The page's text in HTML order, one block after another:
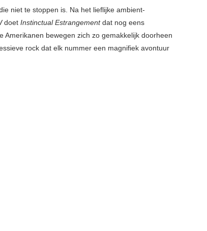
niet te stoppen is. Na het lieflijke ambient-
doet Instinctual Estrangementdat nog eens
Amerikanen bewegen zich zo gemakkelijk doorheen
rock dat elk nummer een magnifiek avontuur